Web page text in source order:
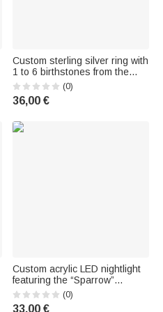
Custom sterling silver ring with
1 to 6 birthstones from the
“Marquise” collection,
engraved name and text –
Birthday or wedding gift for
(0)
36,00 €
Custom acrylic LED nightlight
featuring the “Sparrow”
botanical and floral design,
with text and year – Home
(0)
33,00 €